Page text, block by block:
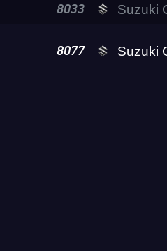
8033 Suzuki GSX-
8077 Suzuki GSX-